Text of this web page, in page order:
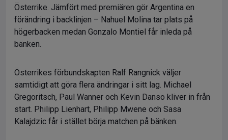
Österrike. Jämfört med premiären gör Argentina en
förändring i backlinjen – Nahuel Molina tar plats på
högerbacken medan Gonzalo Montiel får inleda på
bänken.
Österrikes förbundskapten Ralf Rangnick väljer
samtidigt att göra flera ändringar i sitt lag. Michael
Gregoritsch, Paul Wanner och Kevin Danso kliver in från
start. Philipp Lienhart, Philipp Mwene och Sasa
Kalajdzic får i stället börja matchen på bänken.